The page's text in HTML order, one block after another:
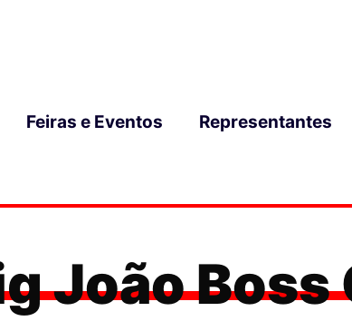
Feiras e Eventos Representantes
João Boss